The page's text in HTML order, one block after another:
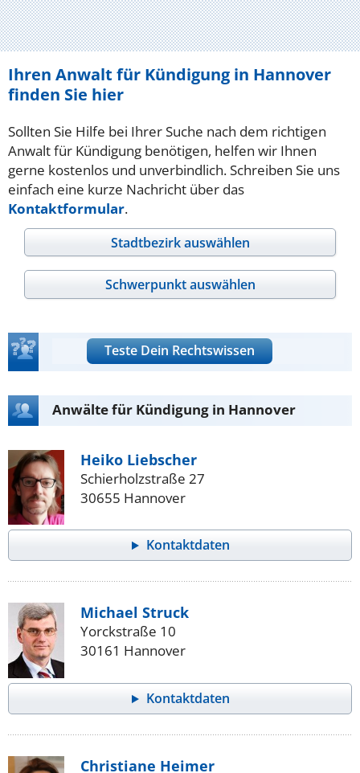
Ihren Anwalt für Kündigung in Hannover
finden Sie hier
Sollten Sie Hilfe bei Ihrer Suche nach dem richtigen
Anwalt für Kündigung benötigen, helfen wir Ihnen
gerne kostenlos und unverbindlich. Schreiben Sie uns
einfach eine kurze Nachricht über das
Kontaktformular.
Stadtbezirk auswählen
Schwerpunkt auswählen
Teste Dein Rechtswissen
Anwälte für Kündigung in Hannover
Heiko Liebscher
Schierholzstraße 27
30655 Hannover
Kontaktdaten
Michael Struck
Yorckstraße 10
30161 Hannover
Kontaktdaten
Christiane Heimer